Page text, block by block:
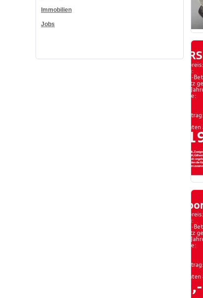
Immobilien
Jobs